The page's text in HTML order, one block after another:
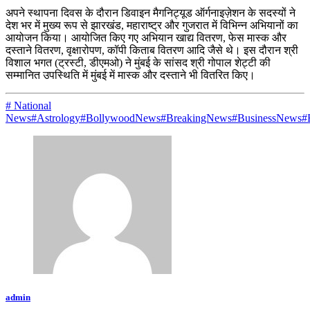
अपने स्थापना दिवस के दौरान डिवाइन मैगनिट्यूड ऑर्गनाइज़ेशन के सदस्यों ने
देश भर में मुख्य रूप से झारखंड, महाराष्ट्र और गुजरात में विभिन्न अभियानों का
आयोजन किया। आयोजित किए गए अभियान खाद्य वितरण, फेस मास्क और
दस्ताने वितरण, वृक्षारोपण, कॉपी किताब वितरण आदि जैसे थे। इस दौरान श्री
विशाल भगत (ट्रस्टी, डीएमओ) ने मुंबई के सांसद श्री गोपाल शेट्टी की
सम्मानित उपस्थिति में मुंबई में मास्क और दस्ताने भी वितरित किए।
# National
News#Astrology#BollywoodNews#BreakingNews#BusinessNews
admin